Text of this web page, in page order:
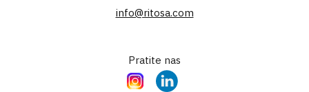
info@ritosa.com
Pratite nas
InstagramLinkedIn